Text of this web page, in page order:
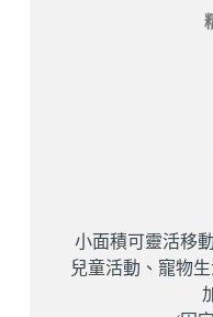
小面積可靈活移
兒童活動、寵物